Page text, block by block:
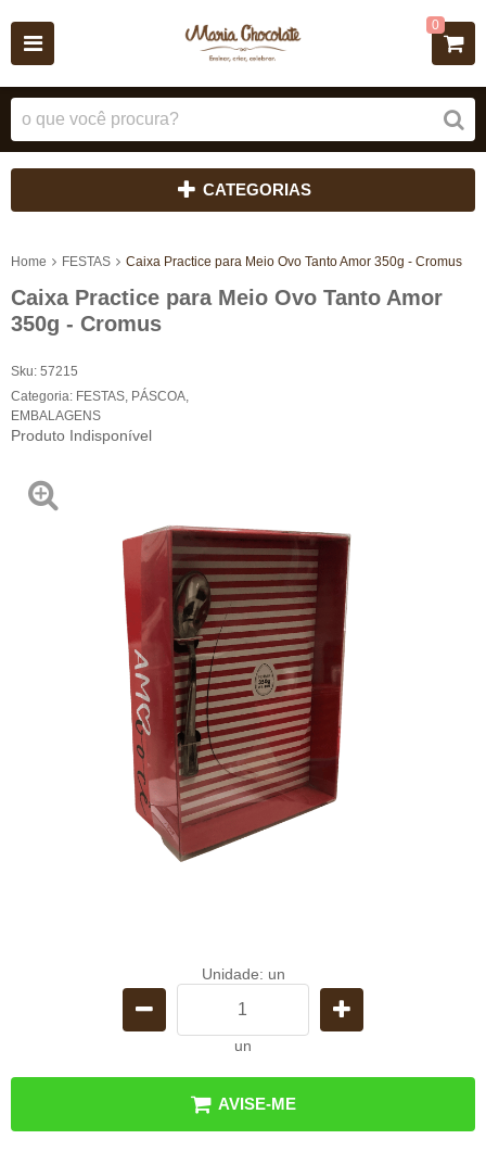
0
CATEGORIAS
Home FESTAS Caixa Practice para Meio Ovo Tanto Amor 350g - Cromus
Caixa Practice para Meio Ovo Tanto Amor
350g - Cromus
Sku: 57215
Categoria: FESTAS PÁSCOA
EMBALAGENS
Produto Indisponível
Unidade: un
un
AVISE-ME